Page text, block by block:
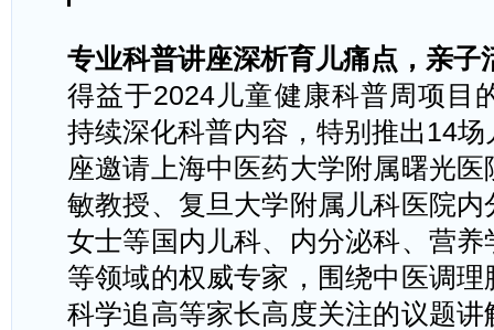
专业科普讲座深析育儿痛点，亲子
得益于2024儿童健康科普周项目
持续深化科普内容，特别推出14
座邀请上海中医药大学附属曙光
敏教授、复旦大学附属儿科医院
女士等国内儿科、内分泌科、营
等领域的权威专家，围绕中医调
科学追高等家长高度关注的议题